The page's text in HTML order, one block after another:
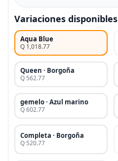
Variaciones disponibles
Aqua Blue
Q 1,018.77
Queen · Borgoña
Q 562.77
gemelo · Azul marino
Q 602.77
Completa · Borgoña
Q 520.77